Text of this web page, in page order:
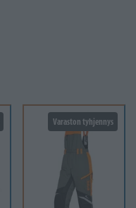
Varaston tyhjennys